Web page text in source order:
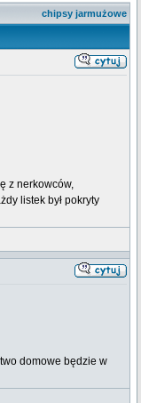
chipsy jarmużowe
z nerkowców,
listek był pokryty
domowe będzie w